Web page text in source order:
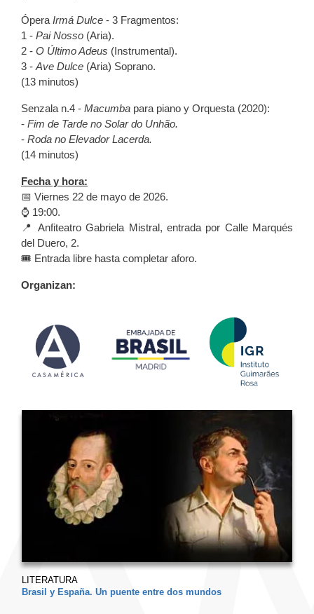
Ópera Irmá Dulce - 3 Fragmentos:
1 - Pai Nosso (Aria).
2 - O Último Adeus (Instrumental).
3 - Ave Dulce (Aria) Soprano.
(13 minutos)
Senzala n.4 - Macumba para piano y Orquesta (2020):
- Fim de Tarde no Solar do Unhão.
- Roda no Elevador Lacerda.
(14 minutos)
Fecha y hora:
📅 Viernes 22 de mayo de 2026.
⌚️ 19:00.
📍 Anfiteatro Gabriela Mistral, entrada por Calle Marqués
del Duero, 2.
🎟️ Entrada libre hasta completar aforo.
Organizan:
LITERATURA
Brasil y España. Un puente entre dos mundos